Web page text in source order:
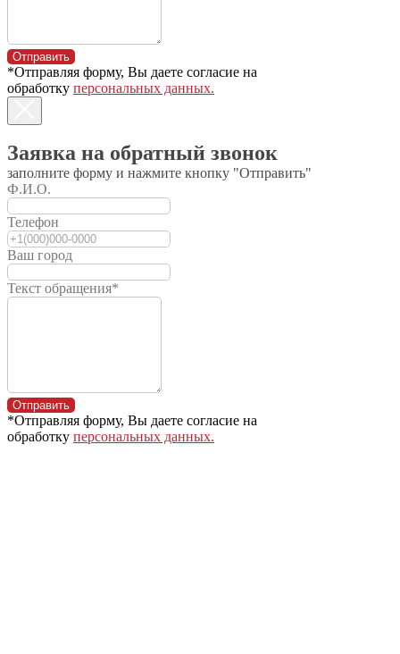
отдел запасных частей
сервисная служба
info@mtzsibir.ru
8 (383) 375-5-777
отдел продаж
(многоканальный номер)
8 800 600 36-36
8 (383) 363-8-777
Отправить
*Отправляя форму, Вы даете согласие на
обработку персональных данных.
Заявка на обратный звонок
заполните форму и нажмите кнопку "Отправить"
Ф.И.О.
Телефон
Ваш город
Текст обращения*
Отправить
*Отправляя форму, Вы даете согласие на
обработку персональных данных.